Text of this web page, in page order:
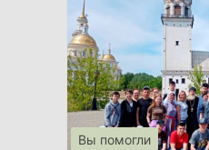
Вы помогли